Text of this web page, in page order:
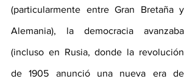
(particularmente entre Gran Bretaña y
Alemania), la democracia avanzaba
(incluso en Rusia, donde la revolución
de 1905 anunció una nueva era de